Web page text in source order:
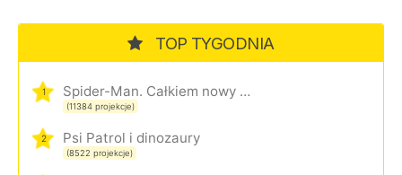
TOP TYGODNIA
1 Spider-Man. Całkiem nowy dzień
(11384 projekcje)
2 Psi Patrol i dinozaury
(8522 projekcje)